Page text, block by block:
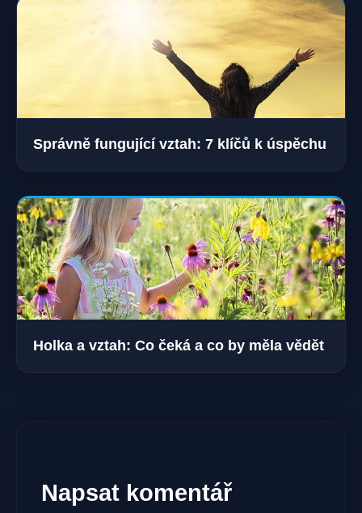
Správně fungující vztah: 7 klíčů k úspěchu
Holka a vztah: Co čeká a co by měla vědět
Napsat komentář